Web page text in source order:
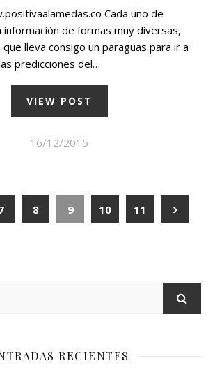
Cada uno de
de formas muy diversas,
lleva consigo un paraguas para ir a
predicciones del…
VIEW POST
16/12/2015
8 9 10 11
RECIENTES